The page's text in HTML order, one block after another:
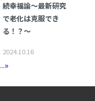
仮想環境（VMware）
個人情報保護
匿名化
続幸福論～最新研究
で老化は克服でき
る！？～
2024.10.16
...»